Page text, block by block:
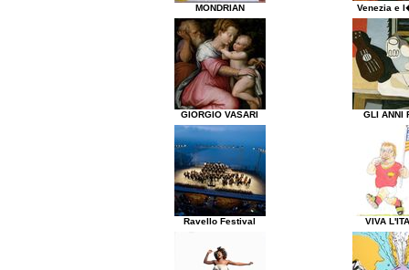
MONDRIAN Venezia e
GIORGIO VASARI GLI ANNI
Ravello Festival VIVA